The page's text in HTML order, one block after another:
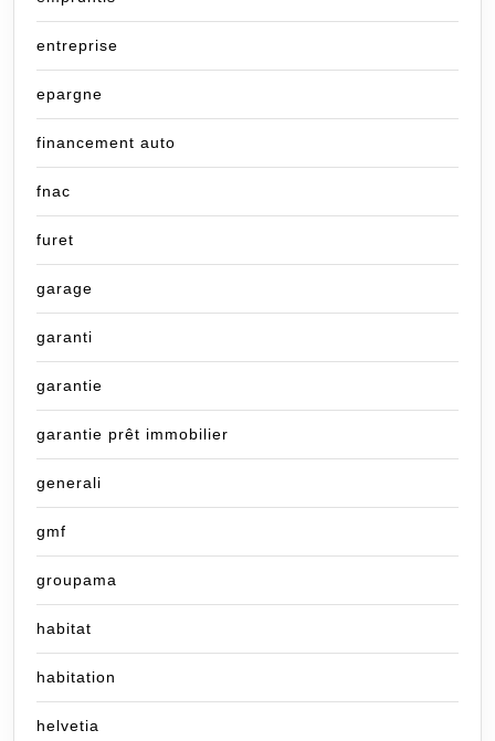
entreprise
epargne
financement auto
fnac
furet
garage
garanti
garantie
garantie prêt immobilier
generali
gmf
groupama
habitat
habitation
helvetia